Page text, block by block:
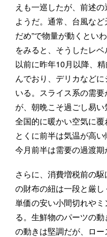
えも一巡したが、前述
ようだ。通常、台風な
だめ”で物量が動くとい
をみると、そうしたレ
以前に昨年10月以降、
んでおり、デリカなど
いる。スライス系の需
が、朝晩こそ過ごし易
全国的に暖かい空気に
とくに前半は気温が高い
今月前半は需要の過渡期
さらに、消費増税前の
の財布の紐は一段と厳
単価の安い小間切れや
る。生鮮物のパーツの
の動きは堅調だが、ロ